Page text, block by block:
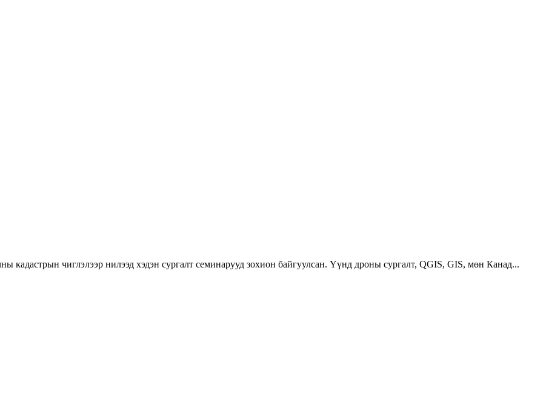
чиглэлээр нилээд хэдэн сургалт семинарууд зохион байгуулсан. Үүнд дроны сургалт, QGIS, GIS, мөн Канад...